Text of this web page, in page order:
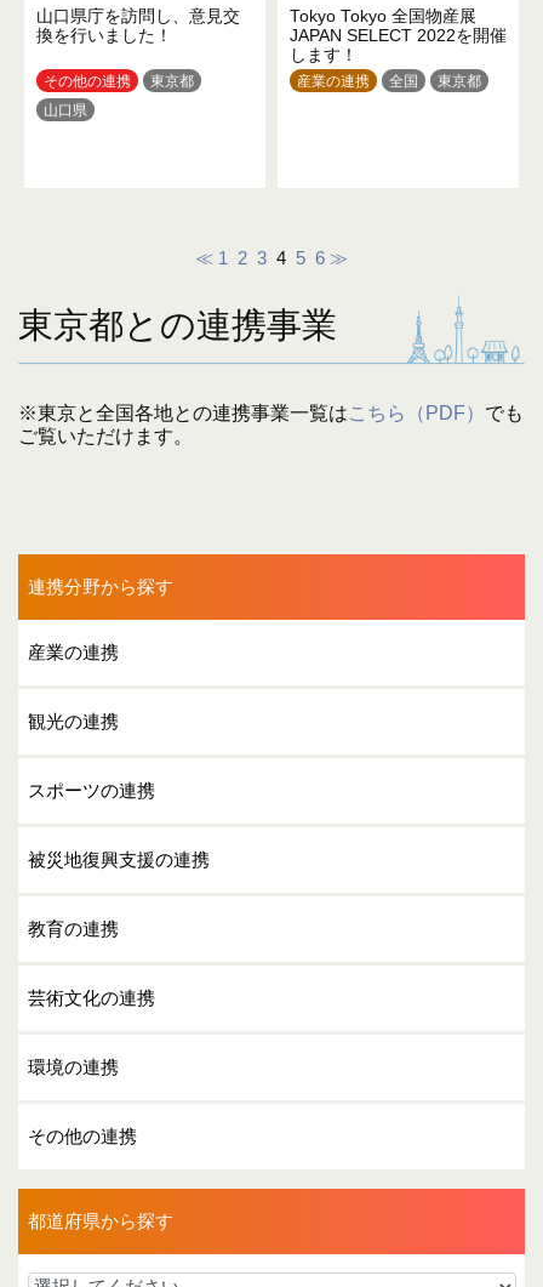
山口県庁を訪問し、意見交
換を行いました！
その他の連携
東京都
山口県
Tokyo Tokyo 全国物産展
JAPAN SELECT 2022を開催
します！
産業の連携 全国 東京都
≪ 1 2 3 4 5 6 ≫
東京都との連携事業
※東京と全国各地との連携事業一覧はこちら（PDF） でも
ご覧いただけます。
連携分野から探す
産業の連携
観光の連携
スポーツの連携
被災地復興支援の連携
教育の連携
芸術文化の連携
環境の連携
その他の連携
都道府県から探す